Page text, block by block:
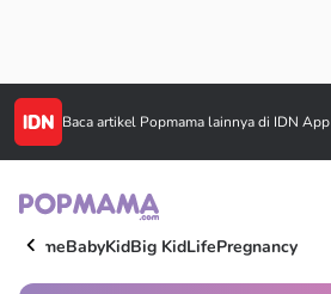
Baca artikel Popmama lainnya di IDN App
HomeBabyKidBig KidLifePregnancy